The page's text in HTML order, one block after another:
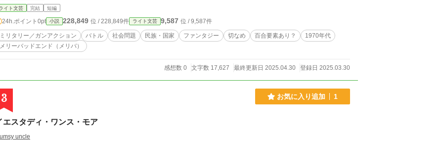
イト文芸 完結 短編
24h.ポイント 0pt 小説 228,849 位 / 228,849件 ライト文芸 9,587 位 / 9,587件
ミリタリー／ガンアクション バトル 社会問題 民族・国家 ファンタジー 切なめ 百合要素あり？
1970年代
メリーバッドエンド（メリバ）
感想数 0 文字数 17,627 最終更新日 2025.04.30 登録日 2025.03.30
3 お気に入り追加 1
エスタディ・ワンス・モア
uncle